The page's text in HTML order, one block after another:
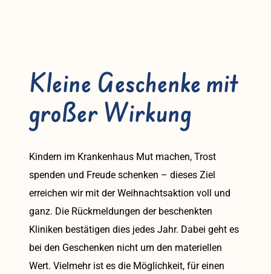
Kleine Geschenke mit
großer Wirkung
Kindern im Krankenhaus Mut machen, Trost
spenden und Freude schenken – dieses Ziel
erreichen wir mit der Weihnachtsaktion voll und
ganz. Die Rückmeldungen der beschenkten
Kliniken bestätigen dies jedes Jahr. Dabei geht es
bei den Geschenken nicht um den materiellen
Wert. Vielmehr ist es die Möglichkeit, für einen